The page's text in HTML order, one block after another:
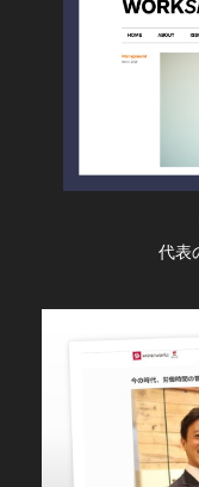
代表